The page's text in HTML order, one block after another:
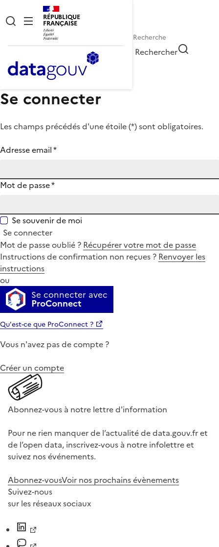
RÉPUBLIQUE
FRANÇAISE
Rechercher
Se connecter
Les champs précédés d'une étoile (*) sont obligatoires.
Adresse email*
Mot de passe*
Se souvenir de moi
Se connecter
Mot de passe oublié ? Récupérer votre mot de passe
Instructions de confirmation non reçues ? Renvoyer les
instructions
ou
Se connecter avec
ProConnect
Qu'est-ce que ProConnect ?
Vous n'avez pas de compte ?
Créer un compte
Abonnez-vous à notre lettre d'information
Pour ne rien manquer de l’actualité de data.gouv.fr et
de l’open data, inscrivez-vous à notre infolettre et
suivez nos événements.
Abonnez-vousVoir nos prochains évènements
Suivez-nous
sur les réseaux sociaux